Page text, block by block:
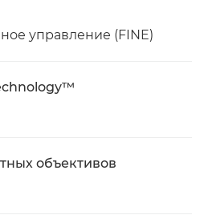
управление (FINE)
объективов